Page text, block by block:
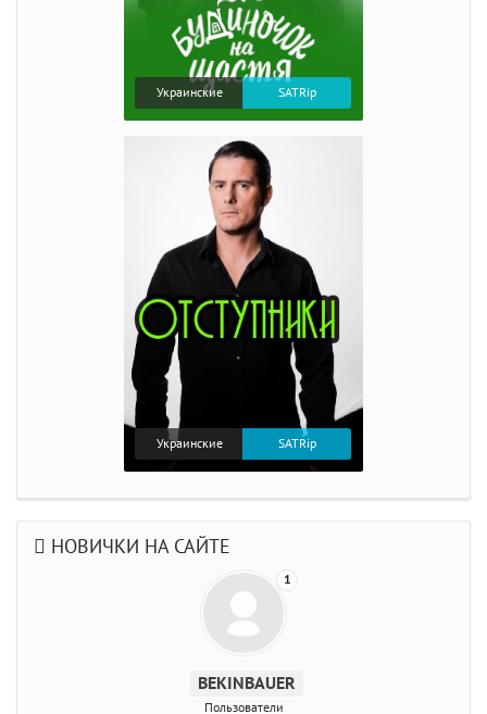
Украинские SATRip
Украинские SATRip
НОВИЧКИ НА САЙТЕ
1
BEKINBAUER
Пользователи